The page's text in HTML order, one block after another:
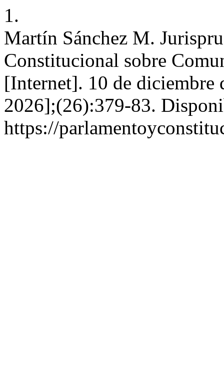
1.
Martín Sánchez M.
Constitucional sobre
[Internet]. 10 de diciembre
2026];(26):379-83.
https://